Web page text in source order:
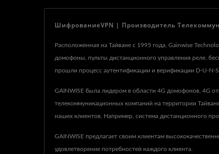
ШифрованиеVPN | Производитель
Расположенная на Тайване с 1995 года, Gainwise
домофоны, пульты дистанционного управления реле,
прошли процесс аутентификации и верификации D-U-N-
GAINWISE была лидером в области 4G домофонов, 4G
телекоммуникационных компаний на территории
наших клиентов. Например, система дистанционного
GAINWISE предлагает своим клиентам
удовлетворение потребностей каждого клиента.